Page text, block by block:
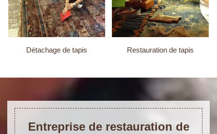
Détachage de tapis Restauration de tapis
Entreprise de restauration de